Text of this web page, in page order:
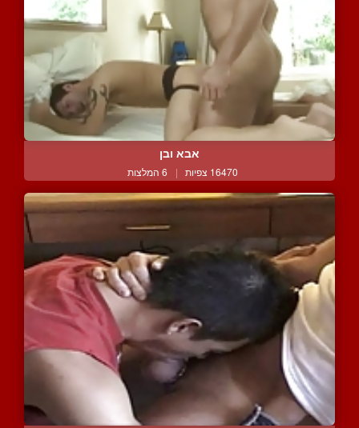
אבא ובן
16470 צפיות | 6 המלצות